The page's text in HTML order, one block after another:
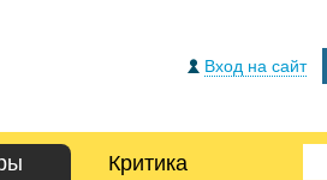
Вход на сайт
Критика